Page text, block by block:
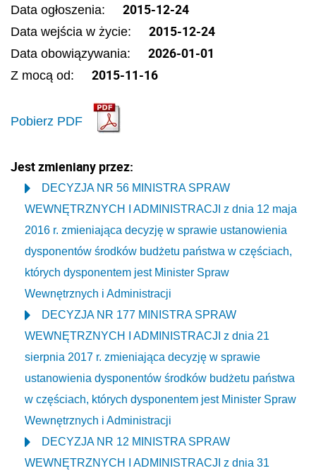
Data ogłoszenia: 2015-12-24
Data wejścia w życie: 2015-12-24
Data obowiązywania: 2026-01-01
Z mocą od: 2015-11-16
Pobierz PDF
Jest zmieniany przez:
DECYZJA NR 56 MINISTRA SPRAW
WEWNĘTRZNYCH I ADMINISTRACJI z dnia 12 maja
2016 r. zmieniająca decyzję w sprawie ustanowienia
dysponentów środków budżetu państwa w częściach,
których dysponentem jest Minister Spraw
Wewnętrznych i Administracji
DECYZJA NR 177 MINISTRA SPRAW
WEWNĘTRZNYCH I ADMINISTRACJI z dnia 21
sierpnia 2017 r. zmieniająca decyzję w sprawie
ustanowienia dysponentów środków budżetu państwa
w częściach, których dysponentem jest Minister Spraw
Wewnętrznych i Administracji
DECYZJA NR 12 MINISTRA SPRAW
WEWNĘTRZNYCH I ADMINISTRACJI z dnia 31